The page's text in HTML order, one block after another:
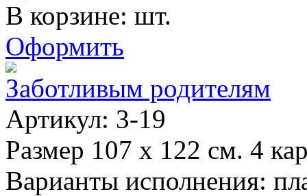
В корзине: шт.
Оформить
Заботливым родителям
Артикул: 3-19
Размер 107 х 122 см. 4
Варианты исполнения: